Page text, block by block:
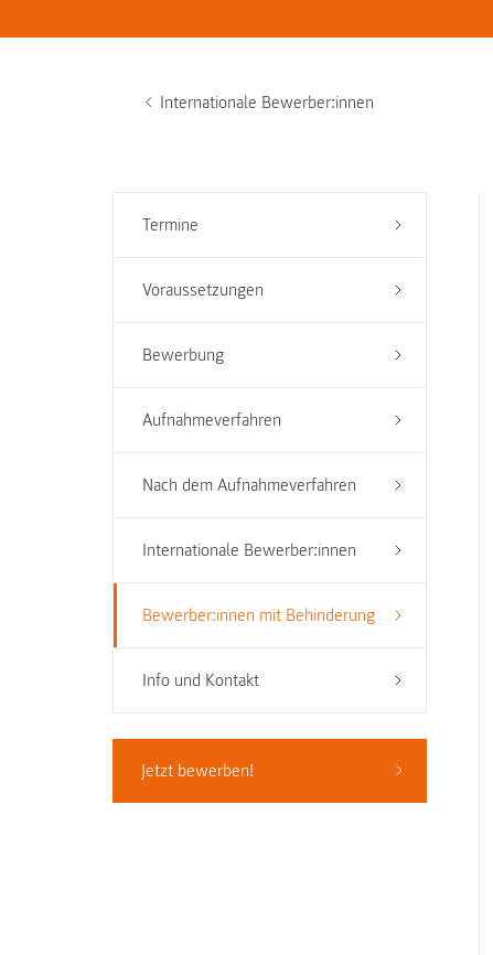
Internationale Bewerber:innen
Termine
Voraussetzungen
Bewerbung
Aufnahmeverfahren
Nach dem Aufnahmeverfahren
Internationale Bewerber:innen
Bewerber:innen mit Behinderung
Info und Kontakt
Jetzt bewerben!